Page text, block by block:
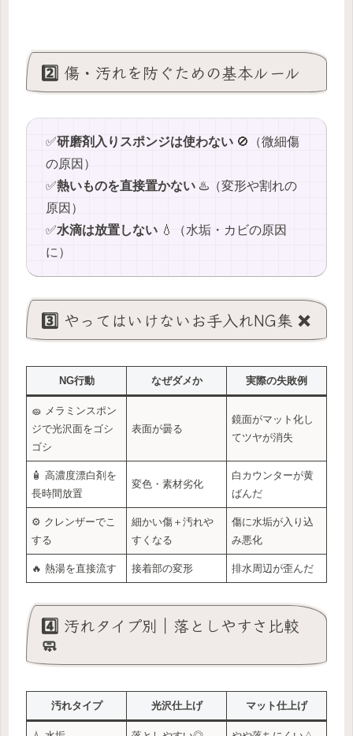
2️⃣ 傷・汚れを防ぐための基本ルール
✅️研磨剤入りスポンジは使わない 🚫（微細傷
の原因）
✅️熱いものを直接置かない ♨️（変形や割れの
原因）
✅️水滴は放置しない 💧（水垢・カビの原因
に）
3️⃣ やってはいけないお手入れNG集 ❌
NG行動 なぜダメか 実際の失敗例
🧽 メラミンスポン
ジで光沢面をゴシ
ゴシ
表面が曇る
鏡面がマット化し
てツヤが消失
🧴 高濃度漂白剤を
長時間放置
変色・素材劣化
白カウンターが黄
ばんだ
⚙️ クレンザーでこ
する
細かい傷＋汚れや
すくなる
傷に水垢が入り込
み悪化
🔥 熱湯を直接流す 接着部の変形 排水周辺が歪んだ
4️⃣ 汚れタイプ別｜落としやすさ比較
🧼
汚れタイプ 光沢仕上げ マット仕上げ